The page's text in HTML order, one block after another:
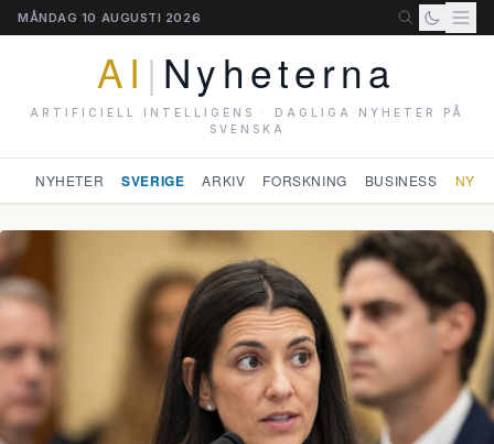
MÅNDAG 10 AUGUSTI 2026
AI | Nyheterna
ARTIFICIELL INTELLIGENS · DAGLIGA NYHETER PÅ
SVENSKA
NYHETER SVERIGE ARKIV FORSKNING BUSINESS